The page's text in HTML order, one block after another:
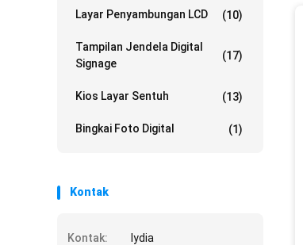
Layar Penyambungan LCD (10)
Tampilan Jendela Digital
Signage
(17)
Kios Layar Sentuh (13)
Bingkai Foto Digital (1)
Kontak
Kontak: lydia